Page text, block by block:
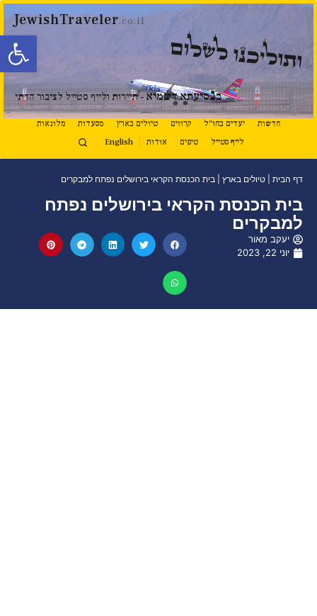
פתח
JewishTraveler.co.il
ותוליכנו לשלום
בנסיעתא דשמיא - תיירות ולייף סטייל לציבור הדתי
חדשות יעדים בחו"ל קרוזים טיולים בארץ מסעדות
מלונאות
לייף סטייל
טיפים אודות English
דף הבית טיולים בארץ בית הכנסת הקראי בירושלים נפתח למבקרים
בית הכנסת הקראי בירושלים נפתח
למבקרים
יעקב מאור
יוני 22, 2023